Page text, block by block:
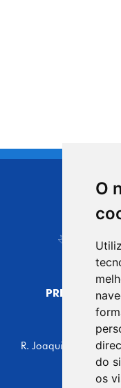
O
do
os
PREFEITURA
R. Joaquim das